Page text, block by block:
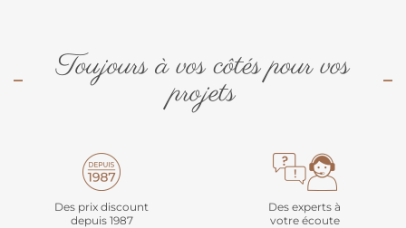
Toujours à vos côtés pour vos
projets
Des prix discount
depuis 1987
Des experts à
votre écoute